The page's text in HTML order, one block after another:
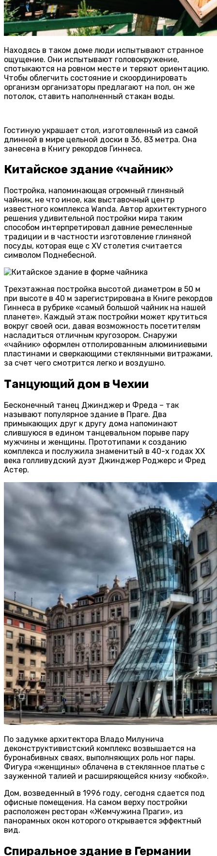
Находясь в таком доме люди испытывают странное
ощущение. Они испытывают головокружение,
спотыкаются на ровном месте и теряют ориентацию.
Чтобы облегчить состояние и скоординировать
организм организаторы предлагают на пол, он же
потолок, ставить наполненный стакан воды.
Гостиную украшает стол, изготовленный из самой
длинной в мире цельной доски в 36, 83 метра. Она
занесена в Книгу рекордов Гиннеса.
Китайское здание «чайник»
Постройка, напоминающая огромный глиняный
чайник, не что иное, как выставочный центр
известного комплекса Wanda. Автор архитектурного
решения удивительной постройки мира таким
способом интерпретировал давние ремесленные
традиции и в частности изготовление глиняной
посуды, которая еще с XV столетия считается
символом Поднебесной.
Трехэтажная постройка высотой диаметром в 50 м
при высоте в 40 м зарегистрирована в Книге рекордов
Гиннеса в рубрике «самый большой чайник на нашей
планете». Каждый этаж постройки может крутиться
вокруг своей оси, давая возможность посетителям
насладиться отличным кругозором. Снаружи
«чайник» оформлен отполированным алюминиевыми
пластинами и сверкающими стеклянными витражами,
за счет чего смотрится легко и воздушно.
Танцующий дом в Чехии
Бесконечный танец Джинджер и Фреда – так
называют популярное здание в Праге. Два
примыкающих друг к другу дома напоминают
слившуюся в едином танцевальном порыве пару
мужчины и женщины. Прототипами к созданию
комплекса и послужила знаменитый в 40-х годах XX
века голливудский дуэт Джинджер Роджерс и Фред
Астер.
По задумке архитектора Владо Милунича
деконструктивистский комплекс возвышается на
буронабивных сваях, выполняющих роль ног пары.
Фигура «женщины» облачена в стеклянное платье с
зауженной талией и расширяющейся книзу «юбкой».
Дом, возведенный в 1996 году, сегодня сдается под
офисные помещения. На самом верху постройки
расположен ресторан «Жемчужина Праги», из
панорамных окон которого открывается эффектный
вид.
Спиральное здание в Германии